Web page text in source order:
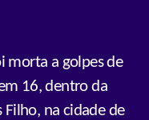
morta a golpes de
16, dentro da
Filho, na cidade de